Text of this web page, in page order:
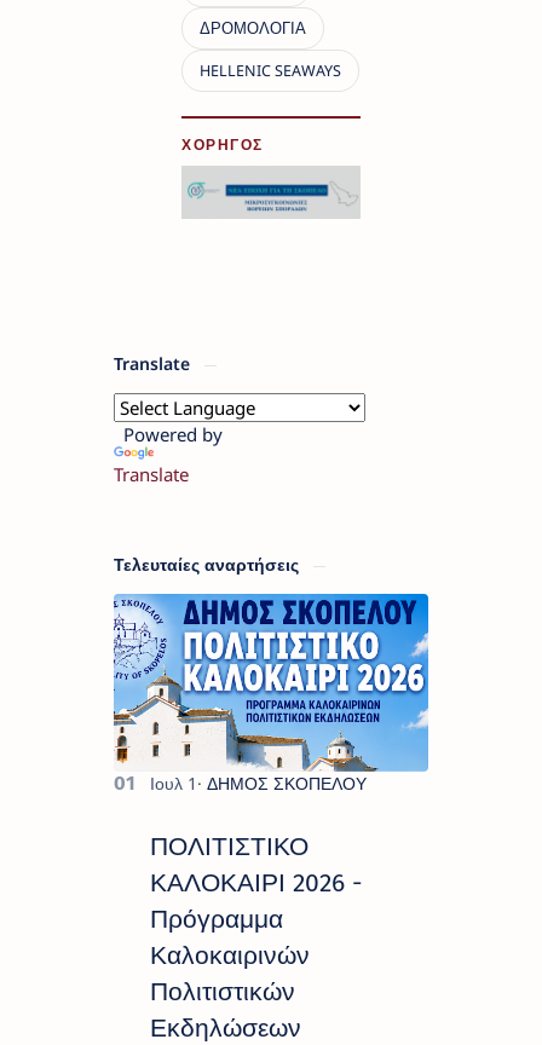
ΧΟΡΗΓΟΣ
Translate
Powered by
Translate
Τελευταίες αναρτήσεις
ΠΟΛΙΤΙΣΤΙΚΟ
ΚΑΛΟΚΑΙΡΙ 2026 -
Πρόγραμμα
Καλοκαιρινών
Πολιτιστικών
Εκδηλώσεων